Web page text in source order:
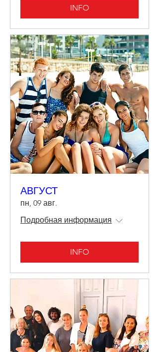
INFO
АВГУСТ
пн, 09 авг.
Подробная информация
INFO